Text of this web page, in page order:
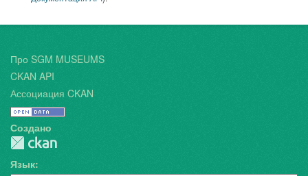
Про SGM MUSEUMS
CKAN API
Ассоциация CKAN
Создано
Язык